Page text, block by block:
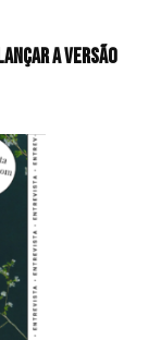
a versão